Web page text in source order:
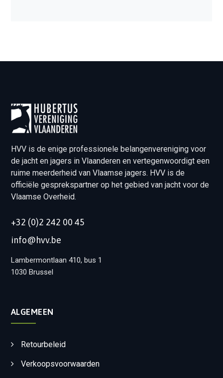
HVV is de enige professionele belangenvereniging voor
de jacht en jagers in Vlaanderen en vertegenwoordigt een
ruime meerderheid van Vlaamse jagers. HVV is de
officiële gesprekspartner op het gebied van jacht voor de
Vlaamse Overheid.
+32 (0)2 242 00 45
info@hvv.be
Lambermontlaan 410, bus 1
1030 Brussel
ALGEMEEN
Retourbeleid
Verkoopsvoorwaarden